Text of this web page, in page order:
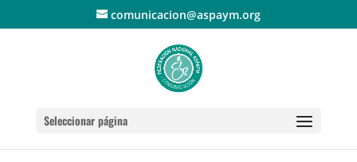
comunicacion@aspaym.org
Seleccionar página